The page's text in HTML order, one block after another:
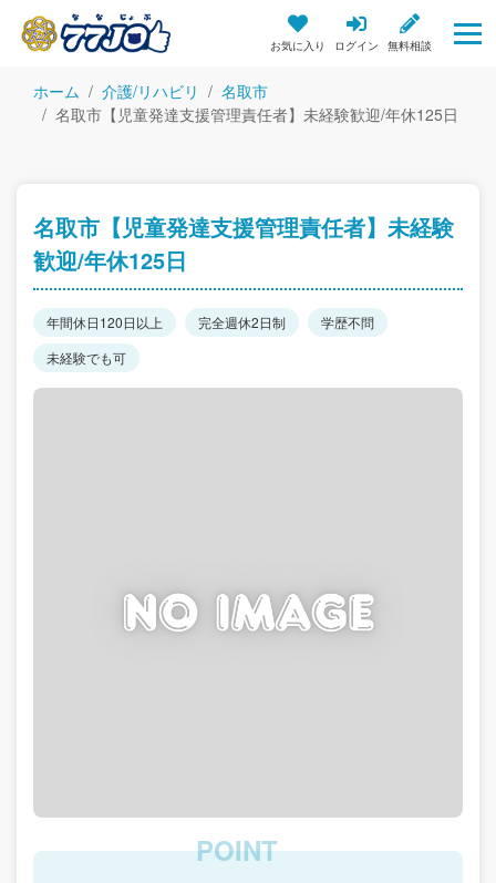
お気に入り ログイン 無料相談
ホーム 介護/リハビリ
名取市
名取市【児童発達支援管理責任者】未経験歓迎/年休125日
名取市【児童発達支援管理責任者】未経験
歓迎/年休125日
年間休日120日以上 完全週休2日制
学歴不問
未経験でも可